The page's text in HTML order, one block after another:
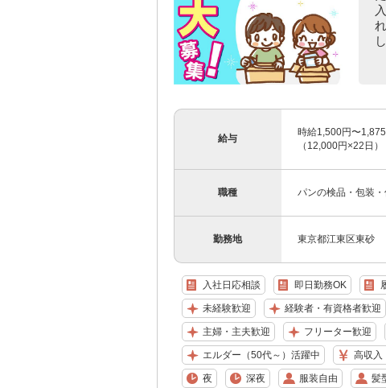
給与
時給1,500円〜
（12,000円×22日
職種 パンの検品・包装
勤務地 東京都江東区東砂
入社日応相談 即日勤務OK
未経験歓迎 経験者・有資格者歓迎
主婦・主夫歓迎 フリーター歓迎
エルダー（50代～）活躍中 高収入
夜 深夜 服装自由 髪